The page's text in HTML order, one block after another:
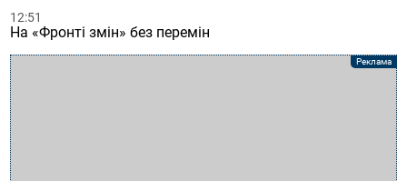
12:51
На «Фронті змін» без перемін